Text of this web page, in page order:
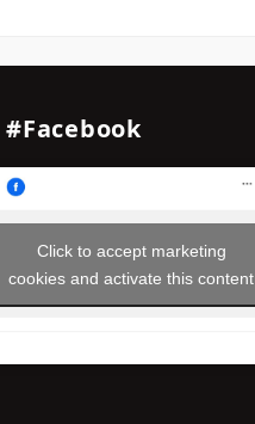
#Facebook
Click to accept marketing
cookies and activate this content